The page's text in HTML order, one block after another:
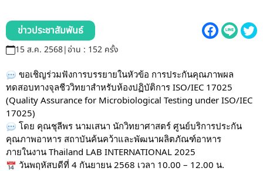
ติดต่อเรา
ข่าวประชาสัมพันธ์
15 ส.ค. 2568|อ่าน : 152 ครั้ง
ขอเชิญร่วมฟังการบรรยายในหัวข้อ การประกันคุณภาพผล
ทดสอบทางจุลชีววิทยาสำหรับห้องปฏิบัติการ ISO/IEC 17025
(Quality Assurance for Microbiological Testing under ISO/IEC
17025)
โดย คุณชุลีพร นามเสนา นักวิทยาศาสตร์ ศูนย์บริการประกัน
คุณภาพอาหาร สถาบันค้นคว้าและพัฒนาผลิตภัณฑ์อาหาร
ภายในงาน Thailand LAB INTERNATIONAL 2025
วันพฤหัสบดีที่ 4 กันยายน 2568 เวลา 10.00 – 12.00 น.